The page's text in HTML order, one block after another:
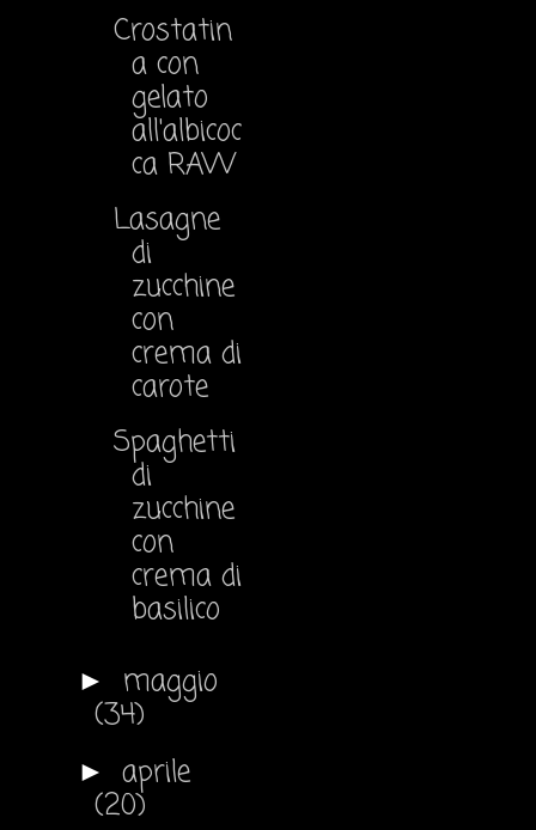
Crostatin
a con
gelato
all'albicoc
ca RAW
Lasagne
di
zucchine
con
crema di
carote
Spaghetti
di
zucchine
con
crema di
basilico
► maggio
(34)
► aprile
(20)